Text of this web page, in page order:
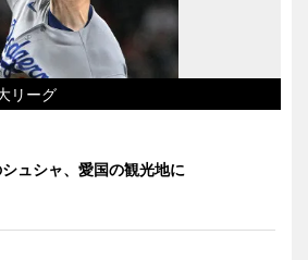
リーグ
ュシャ、愛国の観光地に